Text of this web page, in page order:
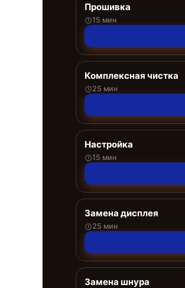
Прошивка
15 мин
Комплексная чистка
25 мин
Настройка
15 мин
Замена дисплея
25 мин
Замена шнура